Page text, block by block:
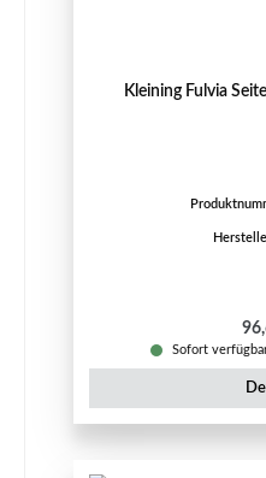
Kleining Fulvia
Sofort